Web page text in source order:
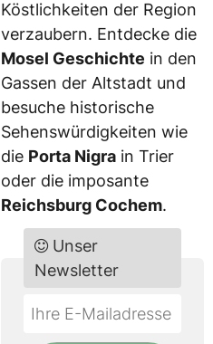
Köstlichkeiten der Region
verzaubern. Entdecke die
Mosel Geschichte in den
Gassen der Altstadt und
besuche historische
Sehenswürdigkeiten wie
die Porta Nigra in Trier
oder die imposante
Reichsburg Cochem.
Do
Unser
Newsletter
*Ihre